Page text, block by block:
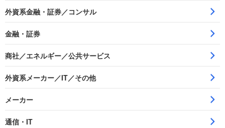
外資系金融・証券／コンサル
金融・証券
商社／エネルギー／公共サービス
外資系メーカー／IT／その他
メーカー
通信・IT